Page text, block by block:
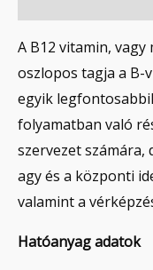
A B12 vitamin, vagy
oszlopos tagja a B-
egyik
folyamatban való
szervezet számára,
agy és a központi
valamint a
Hatóanyag adatok